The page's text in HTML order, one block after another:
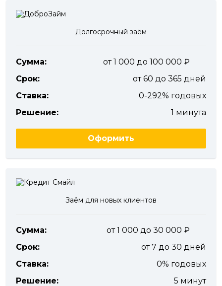
Долгосрочный заём
Сумма:
от 1 000 до 100 000
Срок:
от 60 до 365 дней
Ставка:
0-292% годовых
Решение:
1 минута
Оформить
Заём для новых клиентов
Сумма:
от 1 000 до 30 000
Срок:
от 7 до 30 дней
Ставка:
0% годовых
Решение:
5 минут